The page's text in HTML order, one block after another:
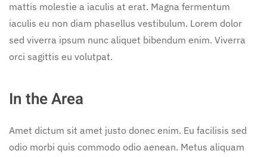
mattis molestie a iaculis at erat. Magna fermentum
iaculis eu non diam phasellus vestibulum. Lorem dolor
sed viverra ipsum nunc aliquet bibendum enim. Viverra
orci sagittis eu volutpat.
In the Area
Amet dictum sit amet justo donec enim. Eu facilisis sed
odio morbi quis commodo odio aenean. Metus aliquam